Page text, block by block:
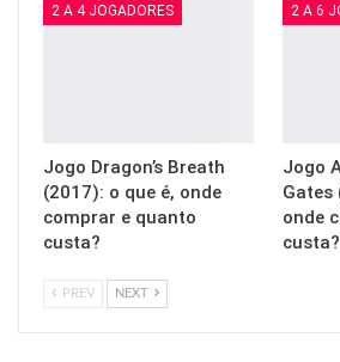
2 A 4 JOGADORES
Jogo Dragon’s Breath
(2017): o que é, onde
comprar e quanto
custa?
2 A 6
Jogo
Gates
onde
custa?
PREV NEXT